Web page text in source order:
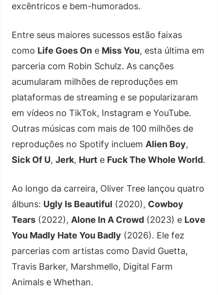
excêntricos e bem-humorados.
Entre seus maiores sucessos estão faixas
como Life Goes On e Miss You, esta última em
parceria com Robin Schulz. As canções
acumularam milhões de reproduções em
plataformas de streaming e se popularizaram
em vídeos no TikTok, Instagram e YouTube.
Outras músicas com mais de 100 milhões de
reproduções no Spotify incluem Alien Boy,
Sick Of U, Jerk, Hurt e Fuck The Whole World.
Ao longo da carreira, Oliver Tree lançou quatro
álbuns: Ugly Is Beautiful (2020), Cowboy
Tears (2022), Alone In A Crowd (2023) e Love
You Madly Hate You Badly (2026). Ele fez
parcerias com artistas como David Guetta,
Travis Barker, Marshmello, Digital Farm
Animals e Whethan.